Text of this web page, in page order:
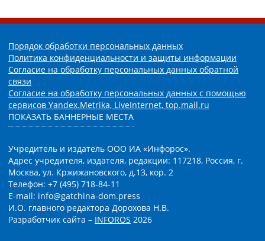
Порядок обработки персональных данных
Политика конфиденциальности и защиты информации
Согласие на обработку персональных данных обратной
связи
Согласие на обработку персональных данных с помощью
сервисов Yandex.Metrika, LiveInternet, top.mail.ru
ПОКАЗАТЬ БАННЕРНЫЕ МЕСТА
Учредитель и издатель ООО ИА «Инфорос».
Адрес учредителя, издателя, редакции: 117218, Россия, г.
Москва, ул. Кржижановского, д.13, кор. 2
Телефон: +7 (495) 718-84-11
E-mail: info@gatchina-dom.press
И.О. главного редактора Дорохова Н.В.
Разработчик сайта – INFOROS 2026